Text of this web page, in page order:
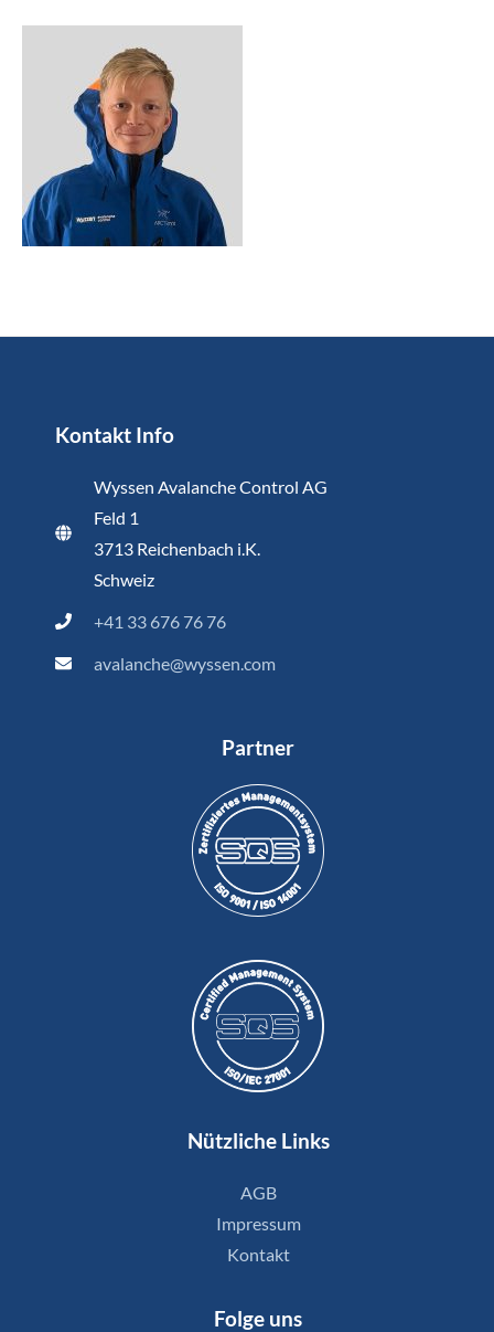
Kontakt Info
Wyssen Avalanche Control AG
Feld 1
3713 Reichenbach i.K.
Schweiz
+41 33 676 76 76
avalanche@wyssen.com
Partner
Nützliche Links
AGB
Impressum
Kontakt
Folge uns